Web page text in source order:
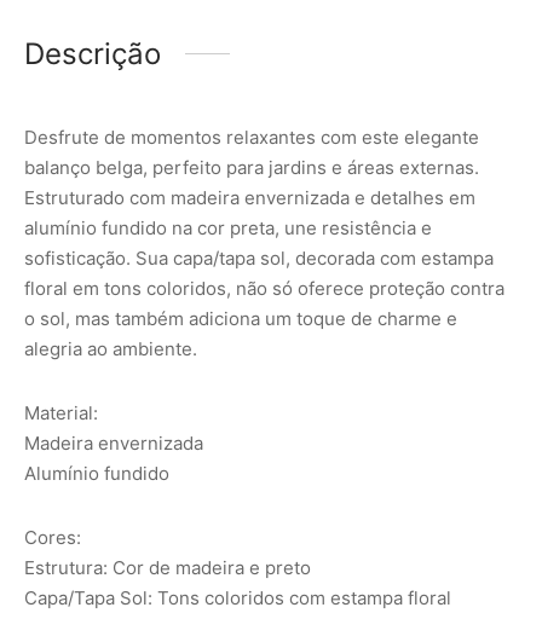
Descrição
Desfrute de momentos relaxantes com este elegante
balanço belga, perfeito para jardins e áreas externas.
Estruturado com madeira envernizada e detalhes em
alumínio fundido na cor preta, une resistência e
sofisticação. Sua capa/tapa sol, decorada com estampa
floral em tons coloridos, não só oferece proteção contra
o sol, mas também adiciona um toque de charme e
alegria ao ambiente.
Material:
Madeira envernizada
Alumínio fundido
Cores:
Estrutura: Cor de madeira e preto
Capa/Tapa Sol: Tons coloridos com estampa floral